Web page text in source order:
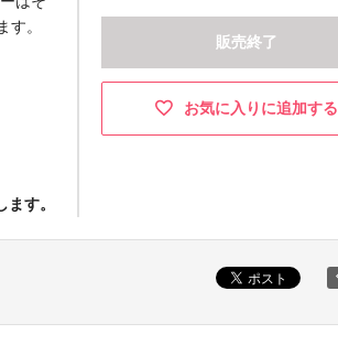
。
す。
販売終了
お気に入りに追加する